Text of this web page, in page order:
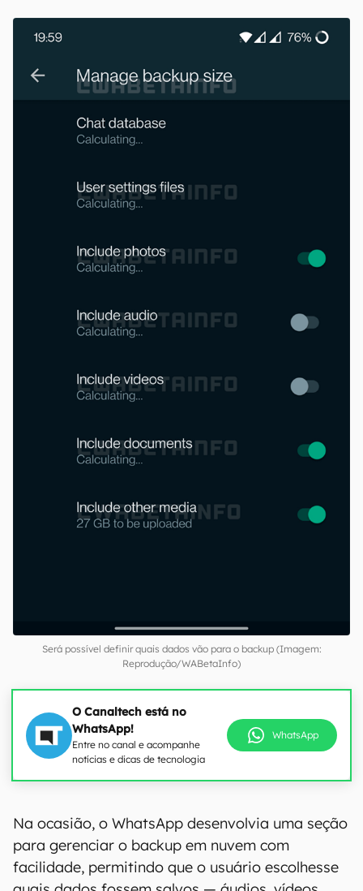
Será possível definir quais dados vão para o backup (Imagem:
Reprodução/WABetaInfo)
O Canaltech está no
WhatsApp!
Entre no canal e acompanhe
notícias e dicas de tecnologia
WhatsApp